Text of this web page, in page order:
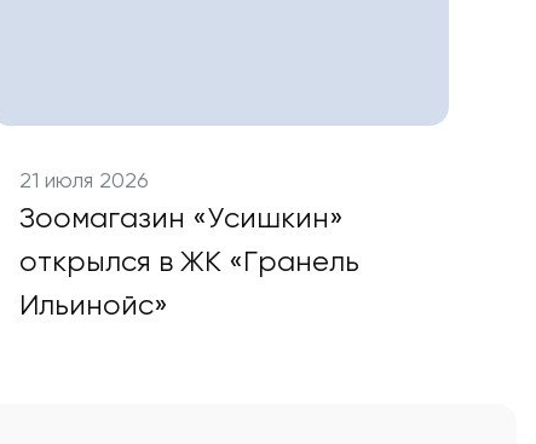
21 июля 2026
Зоомагазин «Усишкин»
открылся в ЖК «Гранель
Ильинойс»